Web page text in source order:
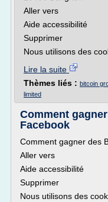
Aller vers
Aide accessibilité
Supprimer
Nous utilisons des
Lire la suite
Thèmes liés : bitcoin
limited
Comment
Facebook
Comment gagner des
Aller vers
Aide accessibilité
Supprimer
Nous utilisons des